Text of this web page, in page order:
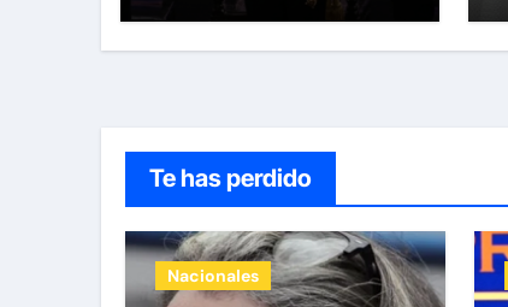
Te has perdido
Nacionales